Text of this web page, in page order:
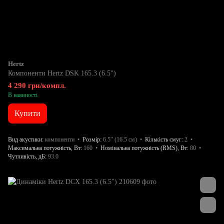
Hertz
Компоненти Hertz DSK 165.3 (6.5")
4 290 грн/компл.
В наявності
Купити
Вид акустики компоненти Розмір 6.5" (16.5 см) Кількість смуг 2
Максимальна потужність, Вт 160 Номінальна потужність (RMS), Вт 80
Чутливість, дБ 93.0